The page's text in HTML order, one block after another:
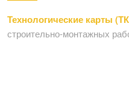
Технологические карты
строительно-монтажных